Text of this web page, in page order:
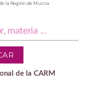
la Región de Murcia
de la CARM